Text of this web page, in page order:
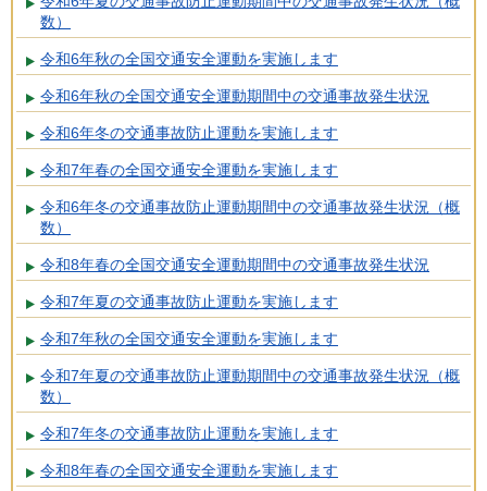
数）
令和6年秋の全国交通安全運動を実施します
令和6年秋の全国交通安全運動期間中の交通事故発生状況
令和6年冬の交通事故防止運動を実施します
令和7年春の全国交通安全運動を実施します
令和6年冬の交通事故防止運動期間中の交通事故発生状況（概
数）
令和8年春の全国交通安全運動期間中の交通事故発生状況
令和7年夏の交通事故防止運動を実施します
令和7年秋の全国交通安全運動を実施します
令和7年夏の交通事故防止運動期間中の交通事故発生状況（概
数）
令和7年冬の交通事故防止運動を実施します
令和8年春の全国交通安全運動を実施します